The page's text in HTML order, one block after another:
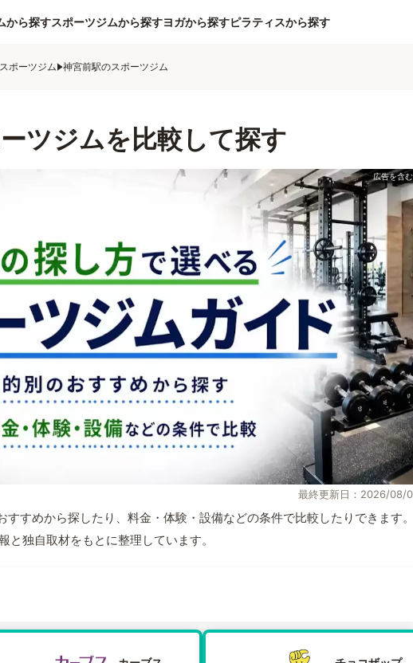
から探すスポーツジムから探すヨガから探すピラティスから探す
ポーツジム 神宮前駅のスポーツジム
ツジムを比較して探す
最終更新日：2026/08/
すめから探したり、料金・体験・設備などの条件で比較したりできます
独自取材をもとに整理しています。